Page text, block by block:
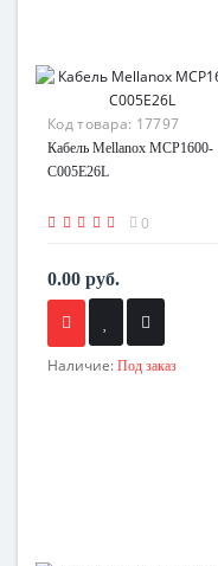
Код товара: 17797
Кабель Mellanox MCP1600-
C005E26L
0
0.00 руб.
Наличие: Под заказ